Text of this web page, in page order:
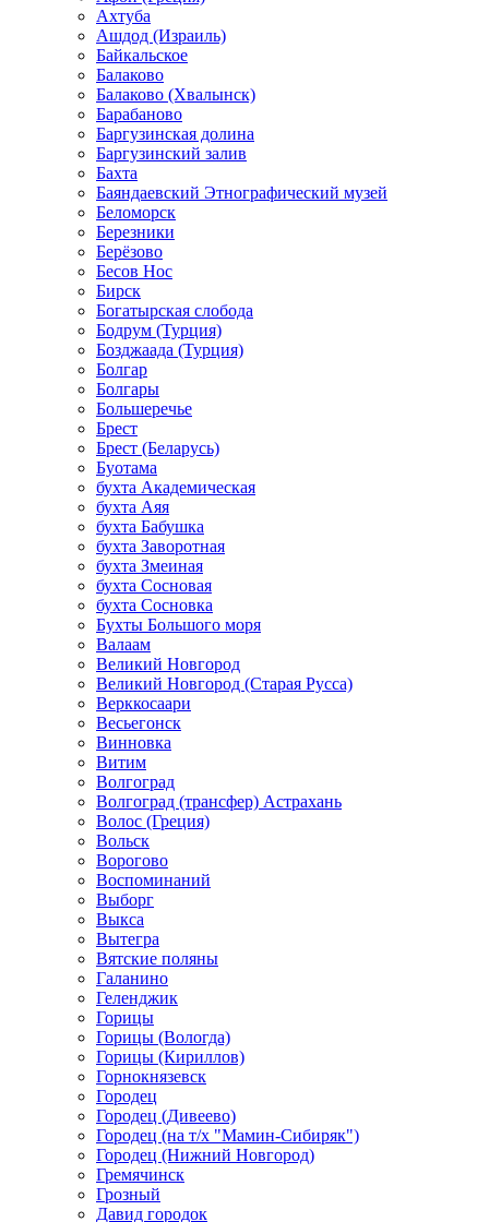
Ахтуба
Ашдод (Израиль)
Байкальское
Балаково
Балаково (Хвалынск)
Барабаново
Баргузинская долина
Баргузинский залив
Бахта
Баяндаевский Этнографический музей
Беломорск
Березники
Берёзово
Бесов Нос
Бирск
Богатырская слобода
Бодрум (Турция)
Бозджаада (Турция)
Болгар
Болгары
Большеречье
Брест
Брест (Беларусь)
Буотама
бухта Академическая
бухта Аяя
бухта Бабушка
бухта Заворотная
бухта Змеиная
бухта Сосновая
бухта Сосновка
Бухты Большого моря
Валаам
Великий Новгород
Великий Новгород (Старая Русса)
Верккосаари
Весьегонск
Винновка
Витим
Волгоград
Волгоград (трансфер) Астрахань
Волос (Греция)
Вольск
Ворогово
Воспоминаний
Выборг
Выкса
Вытегра
Вятские поляны
Галанино
Геленджик
Горицы
Горицы (Вологда)
Горицы (Кириллов)
Горнокнязевск
Городец
Городец (Дивеево)
Городец (на т/х "Мамин-Сибиряк")
Городец (Нижний Новгород)
Гремячинск
Грозный
Давид городок